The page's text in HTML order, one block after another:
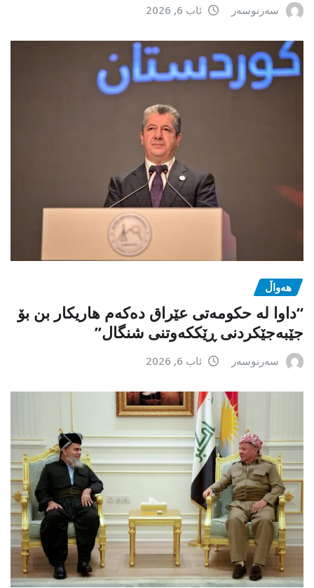
سەرنوسەر ئاب 6, 2026
هەواڵ
“داوا لە حكومەتی عێراق دەكەم هاریكار بن بۆ
جێبەجێكردنی ڕێككەوتنی شنگال”
سەرنوسەر ئاب 6, 2026